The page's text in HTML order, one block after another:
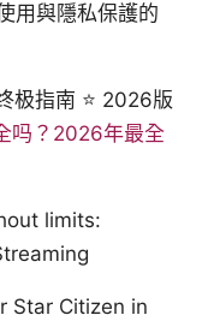
用與隱私保護的
极指南 ⭐ 2026版
吗？2026年最全
limits:
Star Citizen in